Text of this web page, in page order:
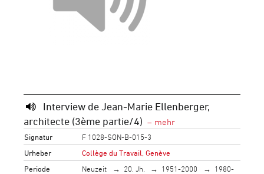
Interview de Jean-Marie Ellenberger,
architecte (3ème partie/4)
Signatur
F 1028-SON-B-015-3
Urheber
Collège du Travail, Genève
Periode
Neuzeit 20. Jh. 1951-2000
1980-